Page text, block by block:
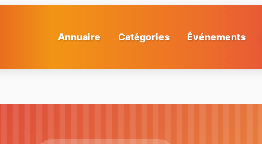
Annuaire Catégories Événements